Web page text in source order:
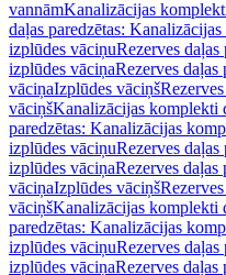
vannāmKanalizācijas
daļas paredzētas:
izplūdes vāciņuRezerves
izplūdes vāciņaRezerves daļas
vāciņaIzplūdes vāciņš
vāciņšKanalizācijas komplekti
paredzētas: Kanalizācijas
izplūdes vāciņuRezerves
izplūdes vāciņaRezerves daļas
vāciņaIzplūdes vāciņš
vāciņšKanalizācijas komplekti
paredzētas: Kanalizācijas
izplūdes vāciņuRezerves
izplūdes vāciņaRezerves daļas